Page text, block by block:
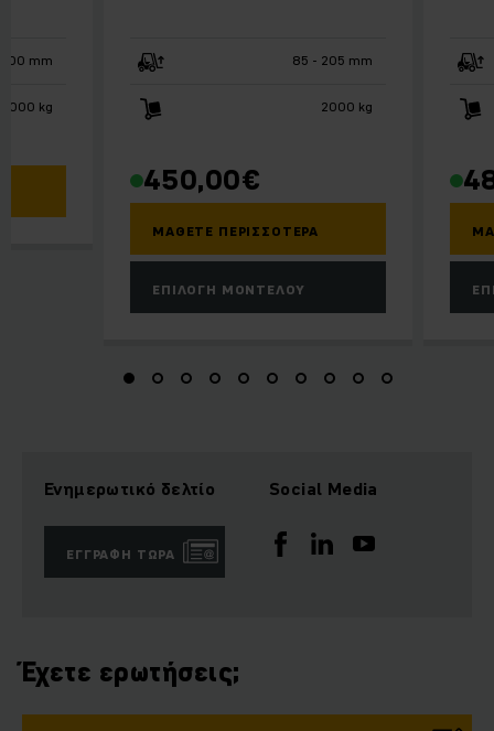
85 - 205 mm
2000 kg
€
450,00
ΜΆΘΕΤΕ ΠΕΡΙΣΣΌΤΕΡΑ
ΕΠΙΛΟΓΉ ΜΟΝΤΈΛΟΥ
mm
1000 kg
Ενημερωτικό δελτίο
ΕΓΓΡΑΦΉ ΤΏΡΑ
Social Media
Έχετε ερωτήσεις;